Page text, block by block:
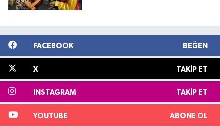
FACEBOOK BEĞEN
X TAKIP ET
INSTAGRAM TAKIP ET
YOUTUBE ABONE OL